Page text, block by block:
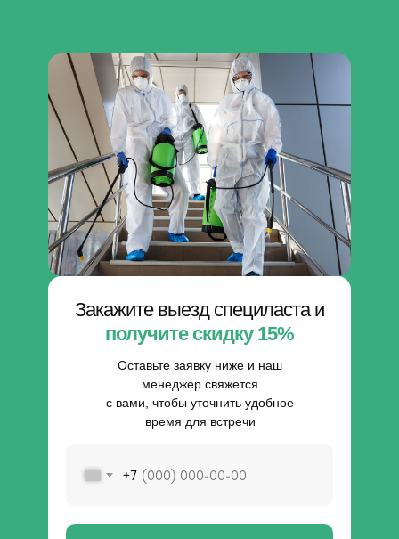
Закажите выезд специласта и
получите скидку 15%
Оставьте заявку ниже и наш
менеджер свяжется
с вами, чтобы уточнить удобное
время для встречи
+7
Обратный звонок
Меню
Главная
Наши услуги
Стомость услуг
С кем работаем
Частые вопросы
Посмотреть на карте